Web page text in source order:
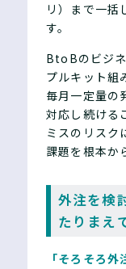
リ）まで一括
す。
BtoBのビジ
プルキット組
毎月一定量の
対応し続ける
ミスのリスク
課題を根本か
外注を検
たりまえ
「そろそろ